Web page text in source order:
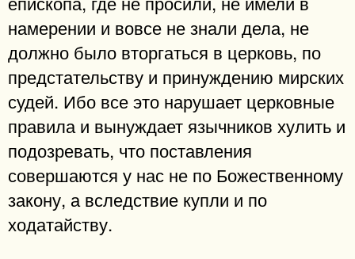
намерении и вовсе не знали дела, не
должно было вторгаться в церковь, по
предстательству и принуждению мирских
судей. Ибо все это нарушает церковные
правила и вынуждает язычников хулить и
подозревать, что поставления
совершаются у нас не по Божественному
закону, а вследствие купли и по
ходатайству.